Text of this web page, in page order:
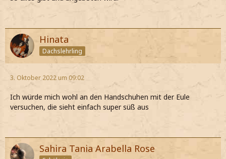
Hinata
Dachslehrling
3. Oktober 2022 um 09:02
Ich würde mich wohl an den Handschuhen mit der Eule
versuchen, die sieht einfach super süß aus
Sahira Tania Arabella Rose